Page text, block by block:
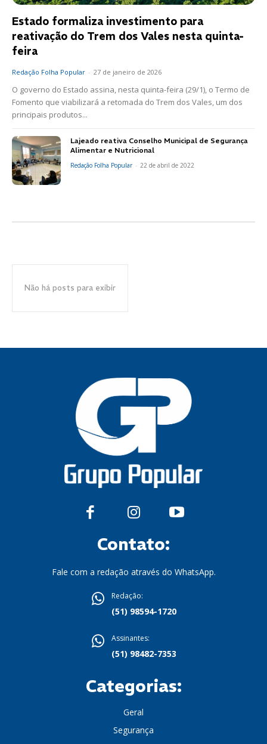
Estado formaliza investimento para
reativação do Trem dos Vales nesta quinta-
feira
Redação Folha Popular - 27 de janeiro de 2026
O governo do Estado assina, nesta quinta-feira (29/1), o Termo de
Fomento que viabilizará a retomada do Trem dos Vales, um dos
principais produtos...
Lajeado reativa Conselho Municipal de Segurança
Alimentar e Nutricional
Redação Folha Popular - 22 de abril de 2022
Não há posts para exibir
Contato:
Fale com a redação através do WhatsApp.
Redação:
(51) 98594-1720
Assinantes:
(51) 98482-7353
Categorias:
Geral
Segurança